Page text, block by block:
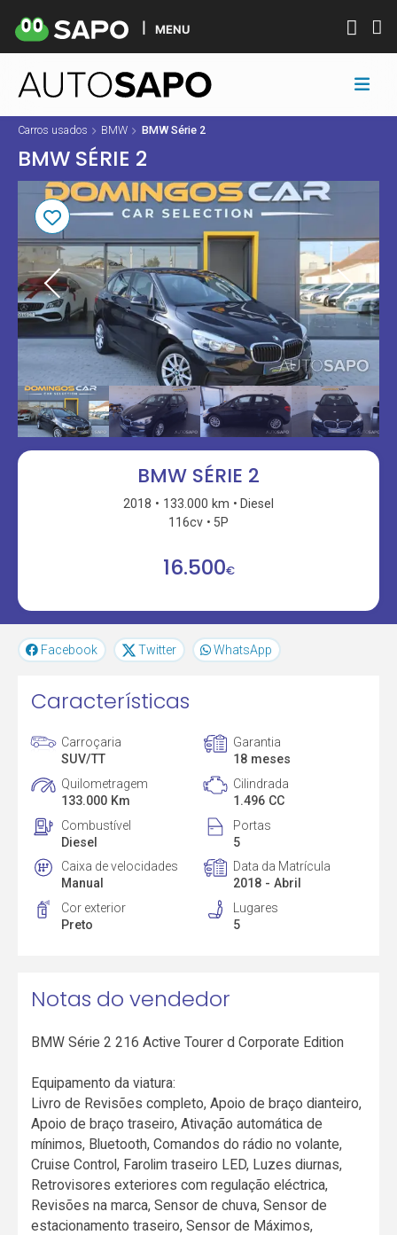
MENU
Carros usados BMW BMW Série 2
BMW SÉRIE 2
BMW SÉRIE 2
2018 133.000 km
Diesel
116cv
5P
16.500€
Facebook Twitter WhatsApp
Características
Carroçaria
SUV/TT
Garantia
18 meses
Quilometragem
133.000 Km
Cilindrada
1.496 CC
Combustível
Diesel
Portas
5
Caixa de velocidades
Manual
Data da Matrícula
2018 - Abril
Cor exterior
Preto
Lugares
5
Notas do vendedor
BMW Série 2 216 Active Tourer d Corporate Edition
Equipamento da viatura:
Livro de Revisões completo, Apoio de braço dianteiro,
Apoio de braço traseiro, Ativação automática de
mínimos, Bluetooth, Comandos do rádio no volante,
Cruise Control, Farolim traseiro LED, Luzes diurnas,
Retrovisores exteriores com regulação eléctrica,
Revisões na marca, Sensor de chuva, Sensor de
estacionamento traseiro, Sensor de Máximos,